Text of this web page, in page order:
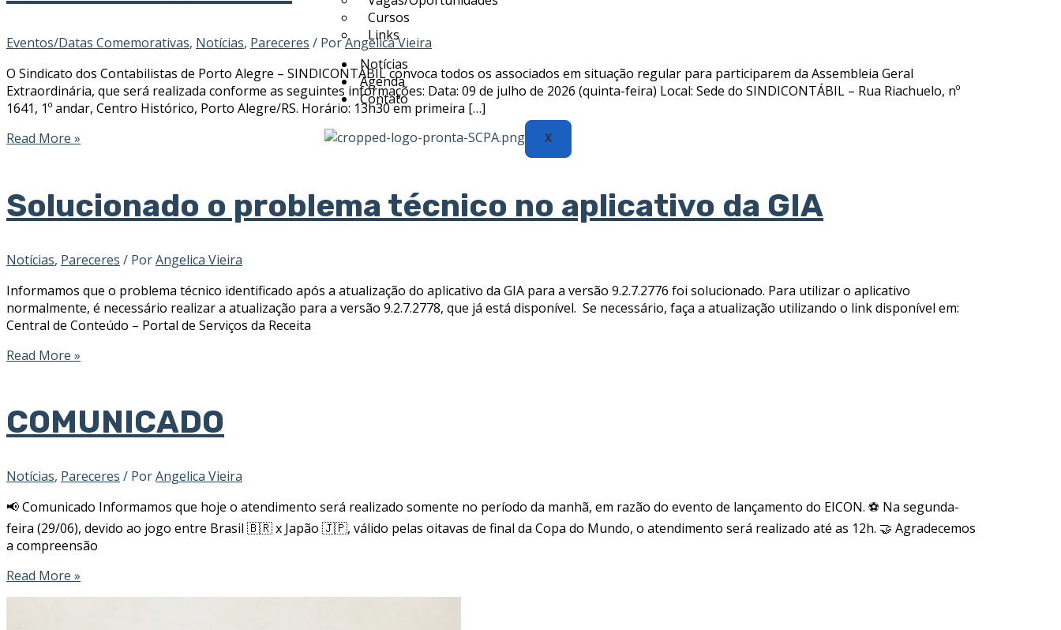
Cursos
Links
Notícias
Agenda
Contato
X
Eventos/Datas Comemorativas, Notícias, Pareceres / PorAngelica Vieira
O Sindicato dos Contabilistas de Porto Alegre – SINDICONTÁBIL convoca todos os associados em situação regular para participarem da Assembleia Geral
Extraordinária, que será realizada conforme as seguintes informações: Data: 09 de julho de 2026 (quinta-feira) Local: Sede do SINDICONTÁBIL – Rua Riachuelo, nº
1641, 1º andar, Centro Histórico, Porto Alegre/RS. Horário: 13h30 em primeira […]
Read More »
Solucionado o problema técnico no aplicativo da GIA
Notícias, Pareceres / PorAngelica Vieira
Informamos que o problema técnico identificado após a atualização do aplicativo da GIA para a versão 9.2.7.2776 foi solucionado. Para utilizar o aplicativo
normalmente, é necessário realizar a atualização para a versão 9.2.7.2778, que já está disponível. Se necessário, faça a atualização utilizando o link disponível em:
Central de Conteúdo – Portal de Serviços da Receita
Read More »
COMUNICADO
Notícias, Pareceres / PorAngelica Vieira
📢 Comunicado Informamos que hoje o atendimento será realizado somente no período da manhã, em razão do evento de lançamento do EICON. ⚽ Na segunda-
feira (29/06), devido ao jogo entre Brasil 🇧🇷 x Japão 🇯🇵, válido pelas oitavas de final da Copa do Mundo, o atendimento será realizado até as 12h. 🤝 Agradecemos
a compreensão
Read More »